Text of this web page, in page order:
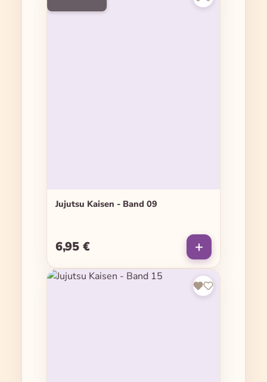
Jujutsu Kaisen - Band 09
Regulärer Preis:
6,95 €